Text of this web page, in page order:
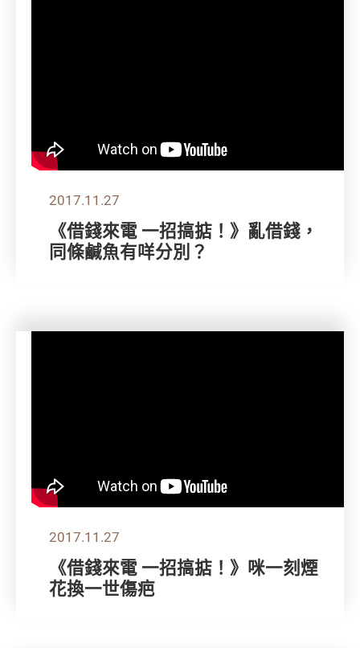
2017.11.27
《借錢來電 一招搞掂！》亂借錢，
同條鹹魚有咩分別？
2017.11.27
《借錢來電 一招搞掂！》咪一刻煙
花換一世傷疤